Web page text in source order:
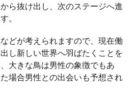
ら抜け出し、次のステージへ進
。
どが考えられますので、現在働
し新しい世界へ羽ばたくことを
大きな鳥は男性の象徴でもあ
場合男性との出会いも予想され